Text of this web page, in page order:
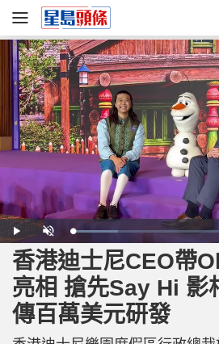
P
l
a
y
U
n
m
u
t
e
L
o
d
e
d
:
2
5
.
0
4
香港迪士尼CEO帶
亮相 搶先Say Hi 影
傳百萬美元研發